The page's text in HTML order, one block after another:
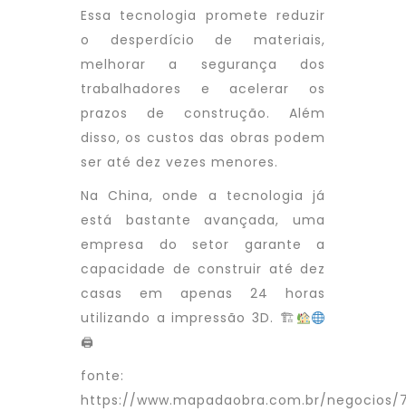
Essa tecnologia promete reduzir
o desperdício de materiais,
melhorar a segurança dos
trabalhadores e acelerar os
prazos de construção. Além
disso, os custos das obras podem
ser até dez vezes menores.
Na China, onde a tecnologia já
está bastante avançada, uma
empresa do setor garante a
capacidade de construir até dez
casas em apenas 24 horas
utilizando a impressão 3D. 🏗
🖨
fonte:
https://www.mapadaobra.com.br/negocios/